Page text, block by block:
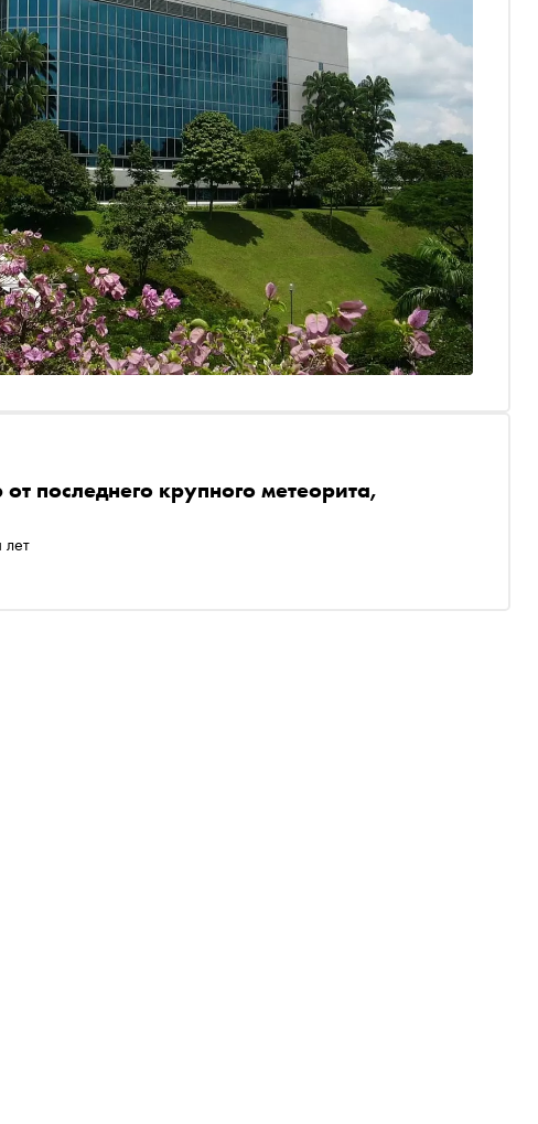
последнего крупного метеорита,
лет